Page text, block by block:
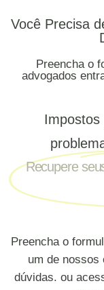
Você Precisa
Preencha o
advogados
Impostos
Recupere
Preencha o
um de
dúvidas. ou